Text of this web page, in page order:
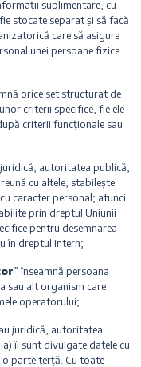
suplimentare, cu
stocate separat și să facă
care să asigure
unei persoane fizice
orice set structurat de
criterii specifice, fie ele
criterii funcționale sau
autoritatea publică,
cu altele, stabilește
caracter personal; atunci
prin dreptul Uniunii
pentru desemnarea
în dreptul intern;
” înseamnă persoana
sau alt organism care
operatorului;
juridică, autoritatea
îi sunt divulgate datele cu
o parte terță. Cu toate